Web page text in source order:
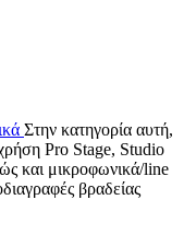
Στην κατηγορία αυτή,
Pro Stage, Studio
και μικροφωνικά/line
βραδείας